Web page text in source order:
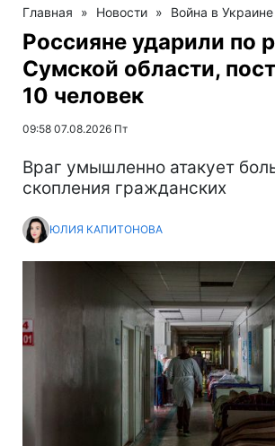
Главная » Новости » Война в Украине
Россияне ударили по
Сумской области,
10 человек
09:58 07.08.2026 Пт
Враг умышленно атакует
скопления гражданских
ЮЛИЯ КАПИТОНОВА